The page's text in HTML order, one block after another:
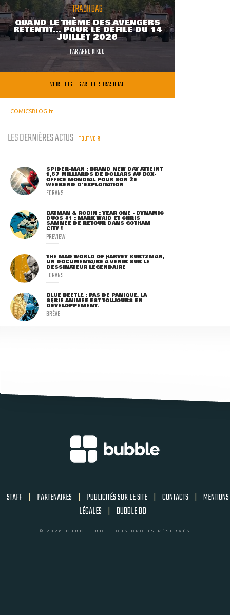
TRASHBAG
QUAND LE THÈME DES AVENGERS
RETENTIT... POUR LE DÉFILÉ DU 14
JUILLET 2026
PARARNO KIKOO
VOIR TOUS LES ARTICLES TRASHBAG
COMICSBLOG.fr
LES DERNIÈRES ACTUS TOUT VOIR
SPIDER-MAN : BRAND NEW DAY ATTEINT
1,67 MILLIARDS DE DOLLARS AU BOX-
OFFICE MONDIAL POUR SON 2E
WEEKEND D'EXPLOITATION
ECRANS
BATMAN & ROBIN : YEAR ONE - DYNAMIC
DUOS #1 : MARK WAID ET CHRIS
SAMNEE DE RETOUR DANS GOTHAM
CITY !
PREVIEW
THE MAD WORLD OF HARVEY KURTZMAN,
UN DOCUMENTAIRE À VENIR SUR LE
DESSINATEUR LÉGENDAIRE
ECRANS
BLUE BEETLE : PAS DE PANIQUE, LA
SÉRIE ANIMÉE EST TOUJOURS EN
DÉVELOPPEMENT.
BRÈVE
STAFF | PARTENAIRES | PUBLICITÉS SUR LE SITE | CONTACTS | MENTIONS
LÉGALES | BUBBLE BD
© 2026 BUBBLE BD - TOUS DROITS RÉSERVÉS